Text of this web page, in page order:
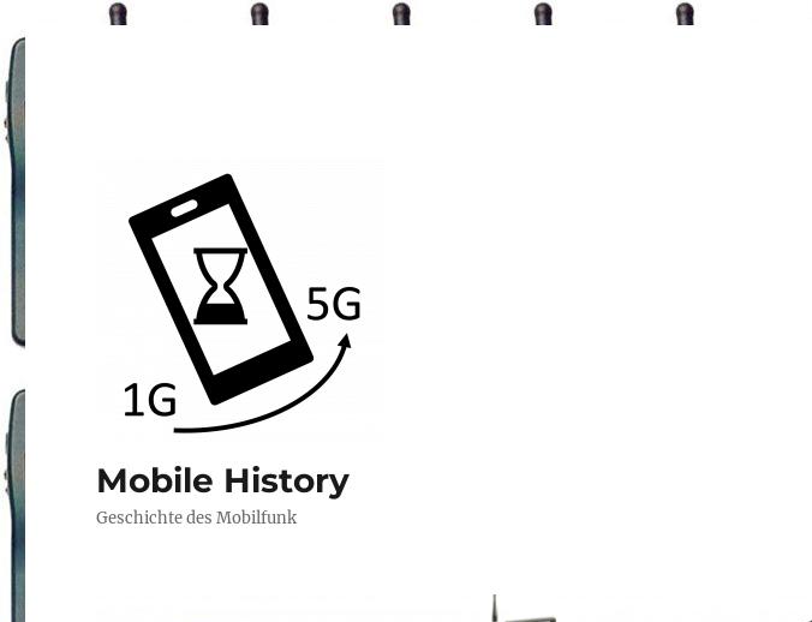
Mobile History
Geschichte des Mobilfunk